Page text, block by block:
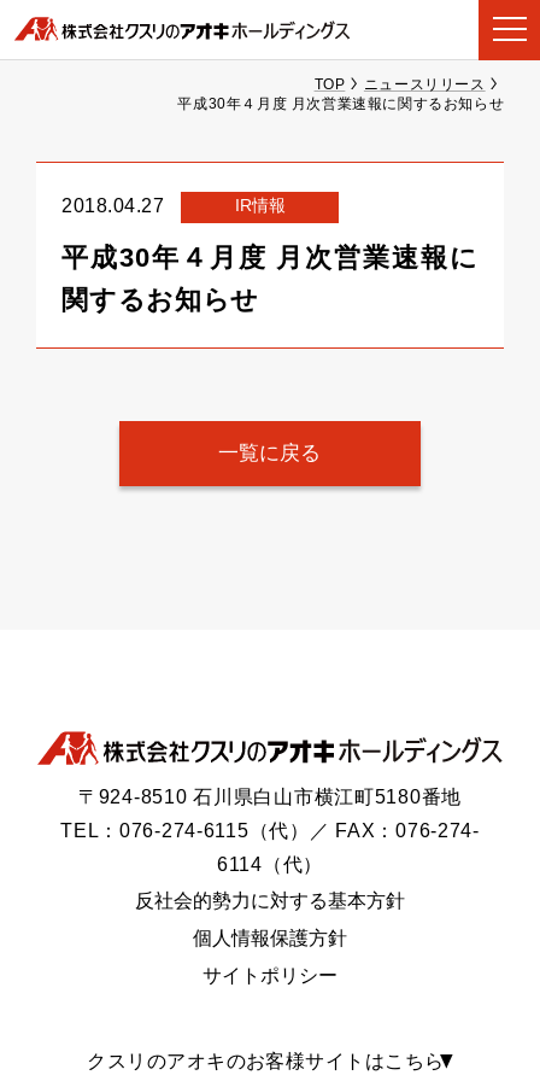
TOP
ニュースリリース
平成30年４月度 月次営業速報に関するお知らせ
2018.04.27 IR情報
平成30年４月度 月次営業速報に
関するお知らせ
一覧に戻る
〒924-8510 石川県白山市横江町5180番地
TEL：076-274-6115（代）／ FAX：076-274-
6114（代）
反社会的勢力に対する基本方針
個人情報保護方針
サイトポリシー
クスリのアオキのお客様サイトはこちら